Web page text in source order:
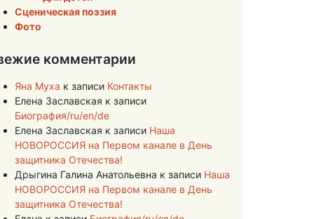
Сценическая поэзия
Фото
комментарии
Яна Муха к записи Контакты
Елена Заславская к записи
Биография/ru/en/de
Елена Заславская к записи Наша
НОВОРОССИЯ на Первом канале в День
защитника Отечества!
Дрыгина Галина Анатольевна к записи Наша
НОВОРОССИЯ на Первом канале в День
защитника Отечества!